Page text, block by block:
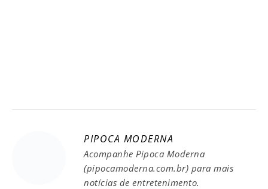
PIPOCA MODERNA
Acompanhe Pipoca Moderna
(pipocamoderna.com.br) para mais
notícias de entretenimento.